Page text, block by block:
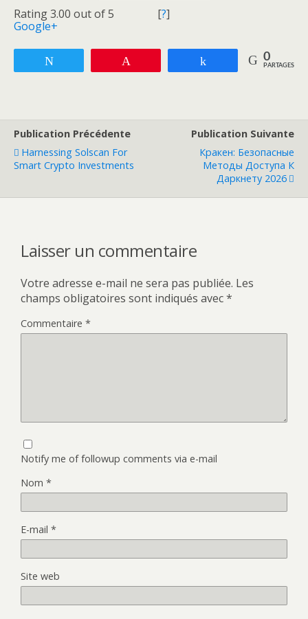
Rating 3.00 out of 5 [?]
Google+
Partagez 0
PARTAGES
Publication Précédente
Harnessing Solscan For
Smart Crypto Investments
Publication Suivante
Кракен: Безопасные
Методы Доступа К
Даркнету 2026
Laisser un commentaire
Votre adresse e-mail ne sera pas publiée. Les
champs obligatoires sont indiqués avec*
Commentaire *
Notify me of followup comments via e-mail
Nom *
E-mail *
Site web